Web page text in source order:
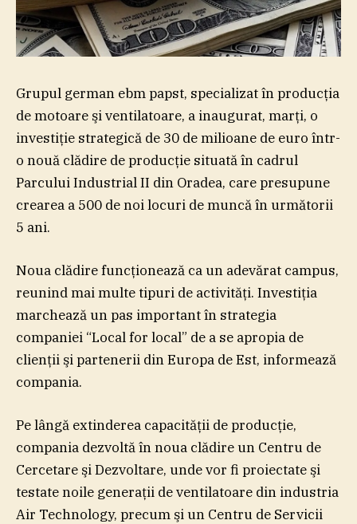
Grupul german ebm papst, specializat în producţia
de motoare şi ventilatoare, a inaugurat, marţi, o
investiţie strategică de 30 de milioane de euro într-
o nouă clădire de producţie situată în cadrul
Parcului Industrial II din Oradea, care presupune
crearea a 500 de noi locuri de muncă în următorii
5 ani.
Noua clădire funcţionează ca un adevărat campus,
reunind mai multe tipuri de activităţi. Investiţia
marchează un pas important în strategia
companiei “Local for local” de a se apropia de
clienţii şi partenerii din Europa de Est, informează
compania.
Pe lângă extinderea capacităţii de producţie,
compania dezvoltă în noua clădire un Centru de
Cercetare şi Dezvoltare, unde vor fi proiectate şi
testate noile generaţii de ventilatoare din industria
Air Technology, precum şi un Centru de Servicii